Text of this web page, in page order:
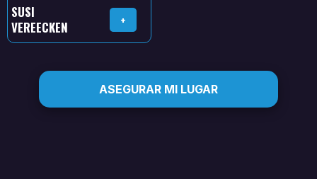
SUSI
VEREECKEN
+
ASEGURAR MI LUGAR